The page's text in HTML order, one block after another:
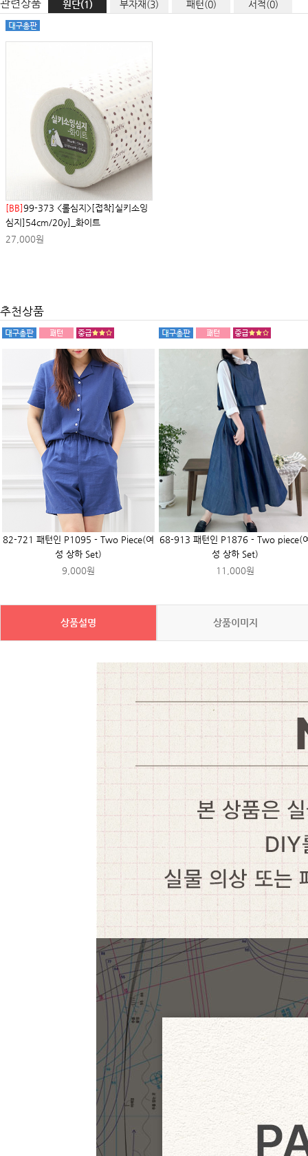
관련상품 원단(1) 부자재(3) 패턴(0) 서적(0)
[BB]99-373 <롤심지>[접착]실키소잉
심지]54cm/20y]_화이트
27,000원
추천상품
82-721 패턴인 P1095 - Two Piece(여
성 상하 Set)
9,000원
68-913 패턴인 P1876 - Two piece(
성 상하 Set)
11,000원
상품설명 상품이미지